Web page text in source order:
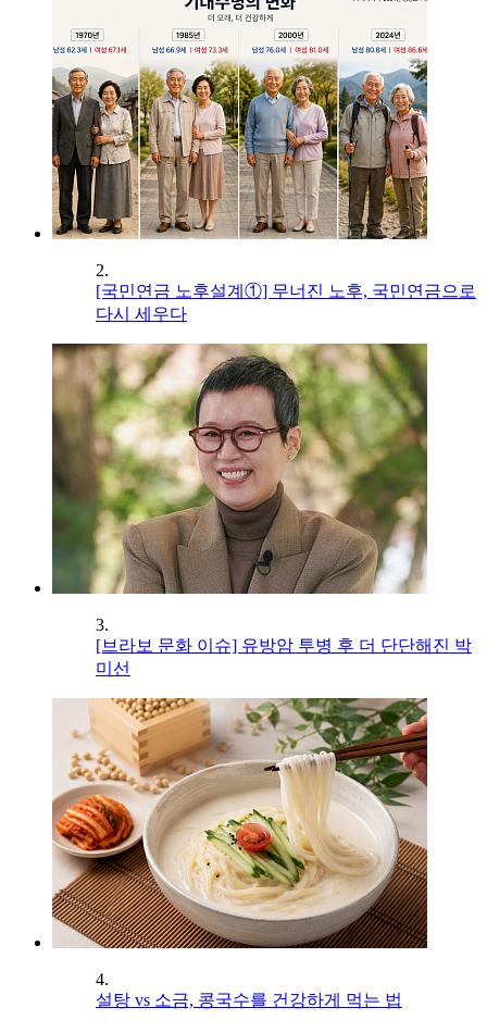
2.
[국민연금 노후설계①] 무너진 노후, 국민연금으로
다시 세우다
3.
[브라보 문화 이슈] 유방암 투병 후 더 단단해진 박
미선
4.
설탕 vs 소금, 콩국수를 건강하게 먹는 법